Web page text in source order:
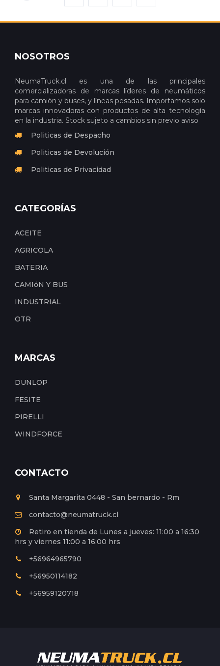
NOSOTROS
NeumaTruck.cl es una de las principales
comercializadoras de marcas líderes de neumáticos
para camión y buses, y líneas pesadas. Importamos solo
marcas innovadoras con productos de alta tecnología
en la industria. Stock sujeto a cambios sin previo aviso
Politicas de Despacho
Politicas de Devolución
Politicas de Privacidad
CATEGORÍAS
ACEITE
AGRICOLA
BATERIA
CAMIóN Y BUS
INDUSTRIAL
OTR
MARCAS
DUNLOP
FESITE
PIRELLI
WINDFORCE
CONTACTO
Santa Margarita 0448 - San bernardo - Rm
contacto@neumatruck.cl
Retiro en tienda de Lunes a jueves: 11:00 a 16:30
hrs y viernes 11:00 a 16:00 hrs
+56964965790
+56950114182
+56959120718